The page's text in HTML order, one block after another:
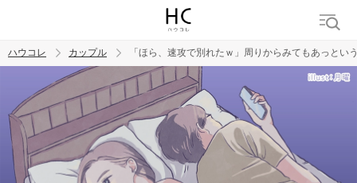
トレンド ワード
カップル デート エッチ セックス 長続き
ハウコレ カップル 「ほら、速攻で別れたｗ」周りからみてもあっと